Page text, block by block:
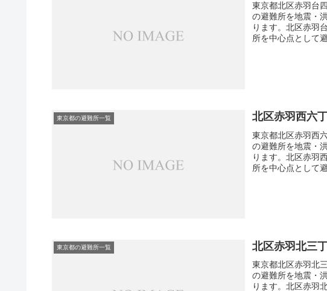
東京都北区赤羽台
の避難所を地震・
ります。北区赤羽
所を中心点として
東京都の避難所一覧 北区赤羽西六
東京都北区赤羽西
の避難所を地震・
ります。北区赤羽
所を中心点として
東京都の避難所一覧 北区赤羽北三
東京都北区赤羽北
の避難所を地震・
ります。北区赤羽